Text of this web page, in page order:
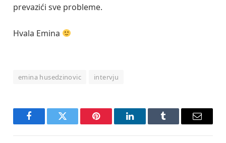
prevazići sve probleme.
Hvala Emina
emina husedzinovic intervju
FacebookTwitter Pinterest LinkedInTumblr Email